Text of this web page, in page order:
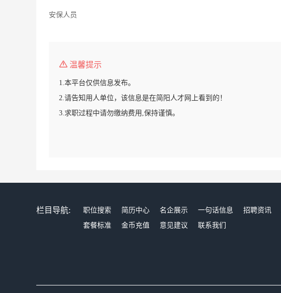
安保人员
温馨提示
1.本平台仅供信息发布。
2.请告知用人单位，该信息是在简阳人才网上看到的！
3.求职过程中请勿缴纳费用,保持谨慎。
栏目导航: 职位搜索 简历中心 名企展示 一句话信息 招聘资讯
套餐标准
金币充值 意见建议 联系我们